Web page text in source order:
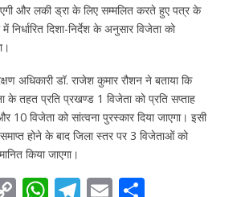
और लकी ड्रा के लिए सम्मलित करते हुए पत्र के
दिशा-निर्देश के अनुसार विजेता को
अधिकारी डॉ. राजेश कुमार रौशन ने बताया कि
के तहत प्रति प्रखण्ड 1 विजेता को प्रति सप्ताह
10 विजेता को सांत्वना पुरस्कार दिया जाएगा। इसी
समाप्त होने के बाद जिला स्तर पर 3 विजेताओं को
किया जाएगा।
C W T E S